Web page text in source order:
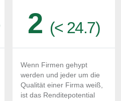
2 (< 24.7)
Wenn Firmen gehypt
werden und jeder um die
Qualität einer Firma weiß,
ist das Renditepotential